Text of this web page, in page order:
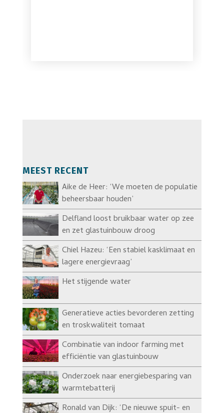
MEEST RECENT
Aike de Heer: ‘We moeten de populatie
beheersbaar houden’
Delfland loost bruikbaar water op zee
en zet glastuinbouw droog
Chiel Hazeu: ‘Een stabiel kasklimaat en
lagere energievraag’
Het stijgende water
Generatieve acties bevorderen zetting
en troskwaliteit tomaat
Combinatie van indoor farming met
efficiëntie van glastuinbouw
Onderzoek naar energiebesparing van
warmtebatterij
Ronald van Dijk: ‘De nieuwe spuit- en